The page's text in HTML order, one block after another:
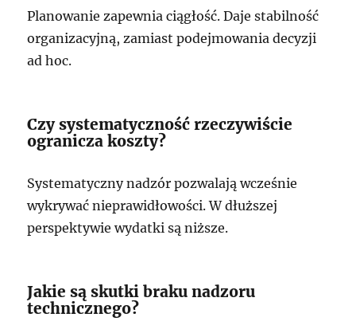
Planowanie zapewnia ciągłość. Daje stabilność
organizacyjną, zamiast podejmowania decyzji
ad hoc.
Czy systematyczność rzeczywiście
ogranicza koszty?
Systematyczny nadzór pozwalają wcześnie
wykrywać nieprawidłowości. W dłuższej
perspektywie wydatki są niższe.
Jakie są skutki braku nadzoru
technicznego?